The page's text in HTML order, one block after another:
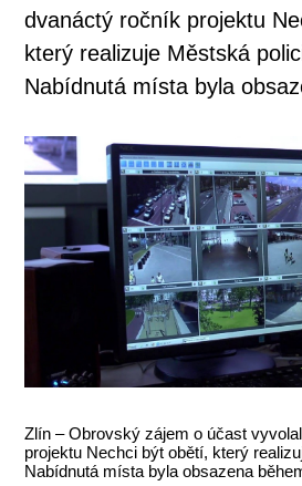
dvanáctý ročník projektu
který realizuje Městská
Nabídnutá místa byla
Zlín – Obrovský zájem o účast
projektu Nechci být obětí, který
Nabídnutá místa byla obsazena